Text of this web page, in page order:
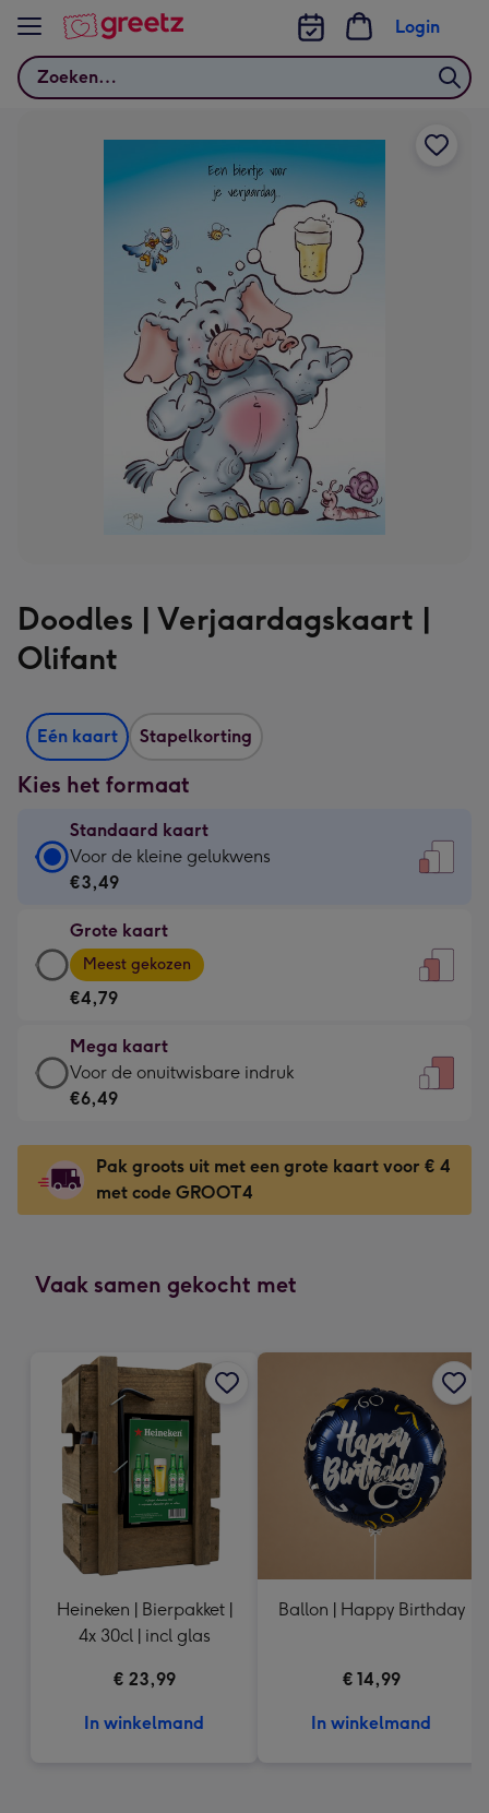
Bekijk meer
Zoeken
Login
Doodles | Verjaardagskaart |
Olifant
Eén kaart Stapelkorting
Kies het formaat
Standaard kaart
Standaard
kaart
€3,49
-
Voor
kleine
gelukwens
-
120
x
160
mm
Voor de kleine gelukwens
€3,49
Grote kaart
Grote
kaart
-
€4,79
-
Meest
gekozen
Dimensions:
167
x
Meest gekozen
€4,79
Mega kaart
Mega
kaart
€6,49
-
Voor
indruk
241
x
333
mm
Voor de onuitwisbare indruk
€6,49
Pak groots uit met een grote kaart voor € 4
met code GROOT4
Vaak samen gekocht met
Heineken | Bierpakket |
4x 30cl | incl glas
€ 23,99
In winkelmand
Ballon | Happy Birthday
€ 14,99
In winkelmand